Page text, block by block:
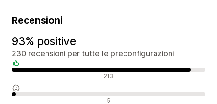
Recensioni
93% positive
230 recensioni per tutte le preconfigurazioni
Recensioni positive 213
Recensioni neutrali 5